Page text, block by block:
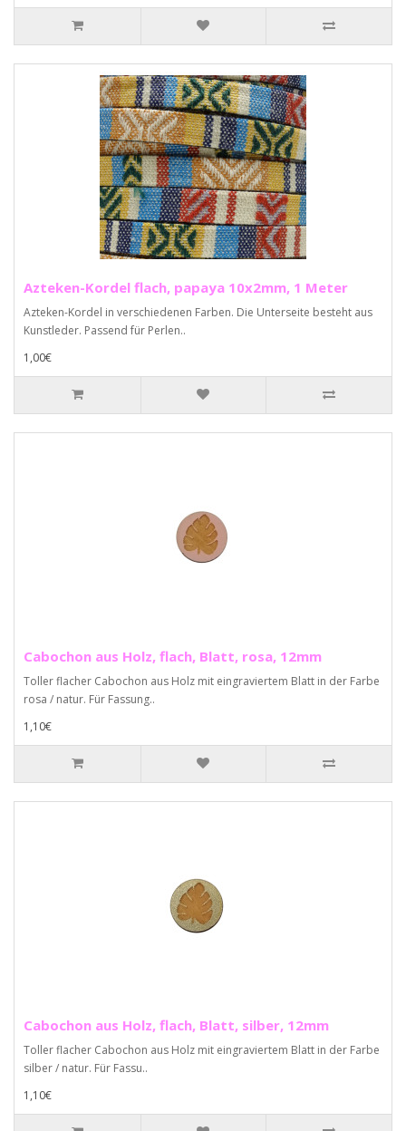
Azteken-Kordel flach, papaya 10x2mm, 1 Meter
Azteken-Kordel in verschiedenen Farben. Die Unterseite besteht aus
Kunstleder. Passend für Perlen..
1,00€
Cabochon aus Holz, flach, Blatt, rosa, 12mm
Toller flacher Cabochon aus Holz mit eingraviertem Blatt in der Farbe
rosa / natur. Für Fassung..
1,10€
Cabochon aus Holz, flach, Blatt, silber, 12mm
Toller flacher Cabochon aus Holz mit eingraviertem Blatt in der Farbe
silber / natur. Für Fassu..
1,10€